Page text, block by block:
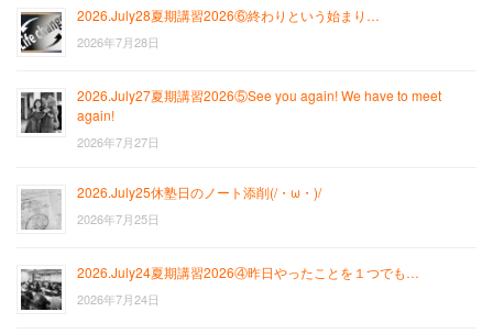
2026.July28夏期講習2026⑥終わりという始まり…
2026年7月28日
2026.July27夏期講習2026⑤See you again! We have to meet
again!
2026年7月27日
2026.July25休塾日のノート添削(/・ω・)/
2026年7月25日
2026.July24夏期講習2026④昨日やったことを１つでも…
2026年7月24日